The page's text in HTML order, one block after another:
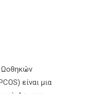
Ωοθηκών
είναι μια